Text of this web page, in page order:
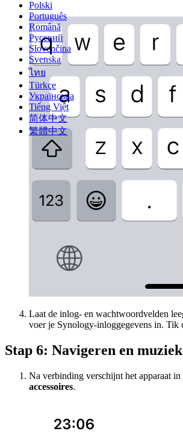
Polski
Português
Română
Русский
Slovenčina
Svenska
ไทย
Türkçe
Українська
Tiếng Việt
简体中文
繁體中文
Laat de inlog- en wachtwoordvelden
voer je Synology-inloggegevens in. Tik
Stap 6: Navigeren en
Na verbinding verschijnt het apparaat in
accessoires.